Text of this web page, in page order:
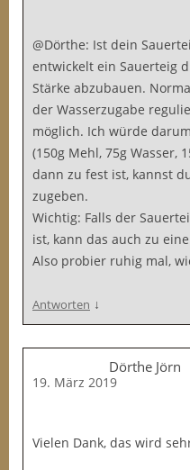
@Dörthe: Ist dein
entwickelt ein Sauerteig
Stärke abzubauen.
der Wasserzugabe
möglich. Ich würde
(150g Mehl, 75g Wasser,
dann zu fest ist, kannst
zugeben.
Wichtig: Falls der
ist, kann das auch zu
Also probier ruhig mal,
Antworten ↓
Dörthe Jörn
19. März 2019
Vielen Dank, das wird